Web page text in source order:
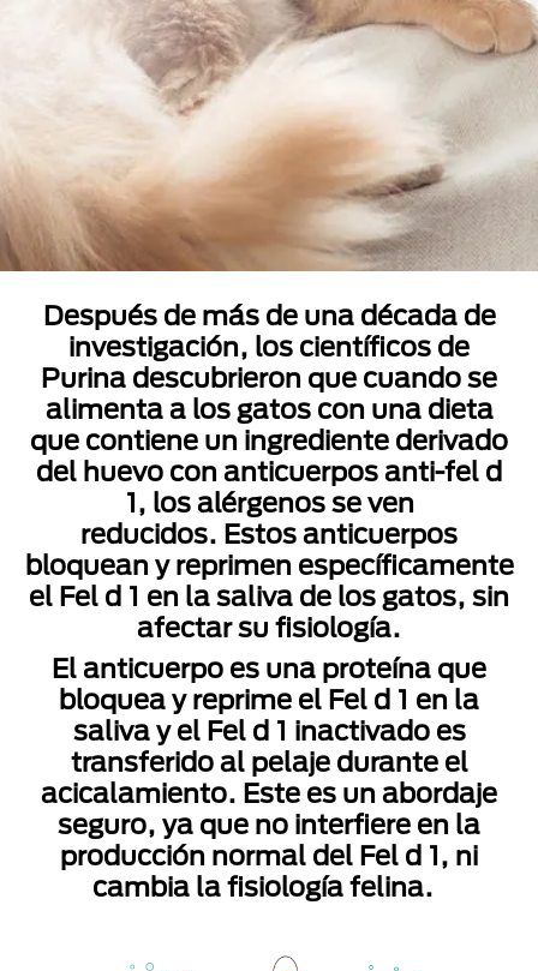
Después de más de una década de
investigación, los científicos de
Purina descubrieron que cuando se
alimenta a los gatos con una dieta
que contiene un ingrediente derivado
del huevo con anticuerpos anti-fel d
1, los alérgenos se ven
reducidos. Estos anticuerpos
bloquean y reprimen específicamente
el Fel d 1 en la saliva de los gatos, sin
afectar su fisiología.
El anticuerpo es una proteína que
bloquea y reprime el Fel d 1 en la
saliva y el Fel d 1 inactivado es
transferido al pelaje durante el
acicalamiento. Este es un abordaje
seguro, ya que no interfiere en la
producción normal del Fel d 1, ni
cambia la fisiología felina.